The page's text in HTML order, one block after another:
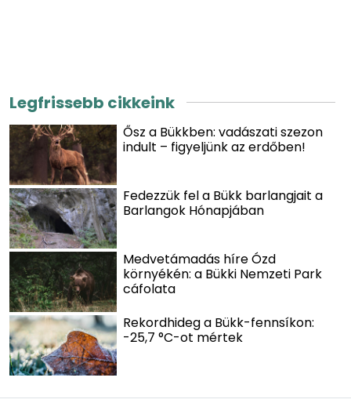
Legfrissebb cikkeink
Ősz a Bükkben: vadászati szezon
indult – figyeljünk az erdőben!
Fedezzük fel a Bükk barlangjait a
Barlangok Hónapjában
Medvetámadás híre Ózd
környékén: a Bükki Nemzeti Park
cáfolata
Rekordhideg a Bükk-fennsíkon:
-25,7 °C-ot mértek